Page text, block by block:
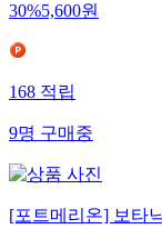
30%5,600원
168 적립
9명 구매중
[포트메리온] 보타